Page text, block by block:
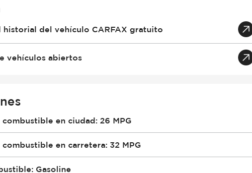
historial del vehículo CARFAX gratuito
vehículos abiertos
combustible en ciudad: 26 MPG
combustible en carretera: 32 MPG
: Gasoline